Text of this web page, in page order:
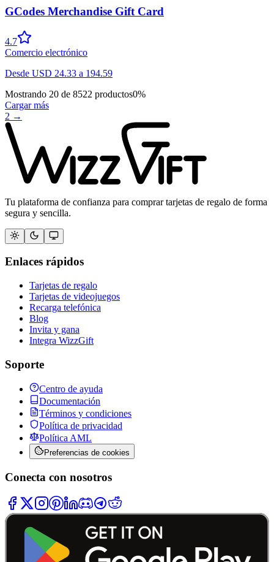
GCodes Merchandise Gift Card
4.7
Comercio electrónico
Desde USD 24.33 a 194.59
Mostrando 20 de 8522 productos0%
Cargar más
2 →
Tu plataforma de confianza para comprar tarjetas de regalo de forma
segura y sencilla.
Enlaces rápidos
Tarjetas de regalo
Tarjetas de videojuegos
Recarga telefónica
Blog
Invita y gana
Integra WizzGift
Soporte
Centro de ayuda
Documentación
Términos y condiciones
Política de privacidad
Política AML
Preferencias de cookies
Conecta con nosotros